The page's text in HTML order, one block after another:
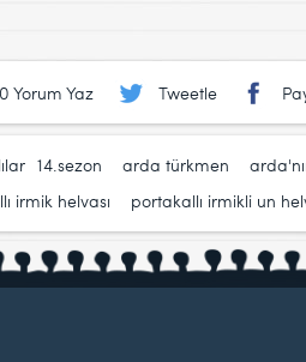
0 Yorum Yaz Tweetle
14.sezon arda türkmen
irmik helvası portakallı irmikli un